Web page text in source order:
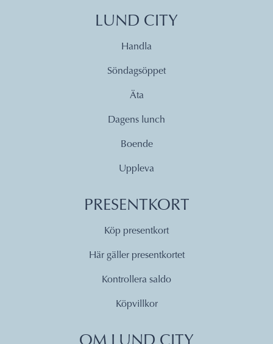
LUND CITY
Handla
Söndagsöppet
Äta
Dagens lunch
Boende
Uppleva
PRESENTKORT
Köp presentkort
Här gäller presentkortet
Kontrollera saldo
Köpvillkor